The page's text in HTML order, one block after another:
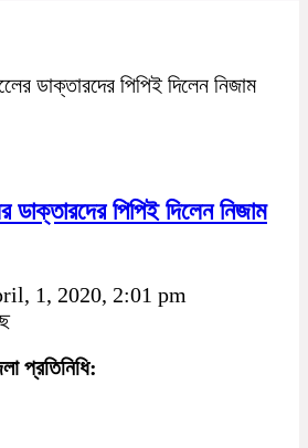
ডাক্তারদের পিপিই দিলেন নিজাম
ডাক্তারদের পিপিই দিলেন নিজাম
1, 2020, 2:01 pm
প্রতিনিধি: